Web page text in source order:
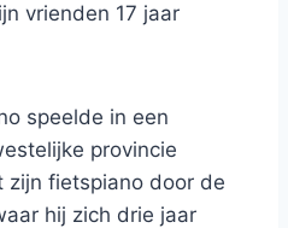
vrienden 17 jaar
speelde in een
provincie
zijn fietspiano door de
hij zich drie jaar